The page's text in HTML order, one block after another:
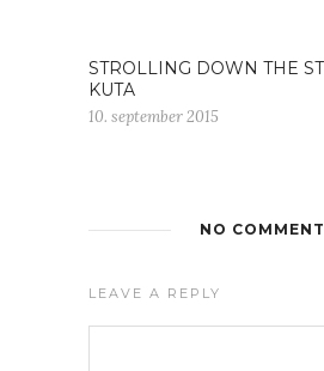
STROLLING DOWN THE
KUTA
10. september 2015
NO
LEAVE A REPLY